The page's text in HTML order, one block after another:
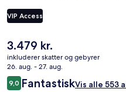
fitnesscenter og et
stedets hjælpsomme
Repubblica - Teatro dell'Opera
derfra.
VIP Access
Den
nuværende
pris
er
3.479 kr.
3.479 kr.
inkluderer skatter og gebyrer
26. aug. - 27. aug.
Anmeldelser
9,09,0 ud af 10.
FantastiskVis alle 553